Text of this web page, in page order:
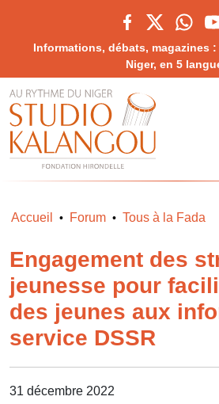
Informations, débats, magazines
Niger, en 5
Accueil • Forum • Tous à la Fada
Engagement des
jeunesse pour
des jeunes aux
service DSSR
31 décembre 2022